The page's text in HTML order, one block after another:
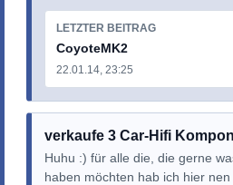
LETZTER BEITRAG
CoyoteMK2
22.01.14, 23:25
verkaufe 3 Car-Hifi
Huhu :) für alle die, die gerne
haben möchten hab ich hier